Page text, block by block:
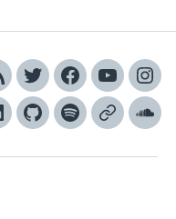
TwitterFacebook
YouTube
GitHubSpotifyApple